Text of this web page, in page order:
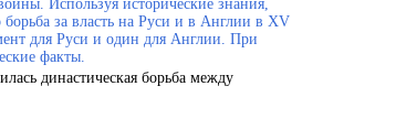
Используя исторические знания,
за власть на Руси и в Англии в XV
для Руси и один для Англии. При
факты.
династическая борьба между